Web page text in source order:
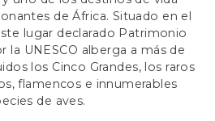
de África. Situado en el
lugar declarado Patrimonio
la UNESCO alberga a más de
los Cinco Grandes, los raros
flamencos e innumerables
de aves.